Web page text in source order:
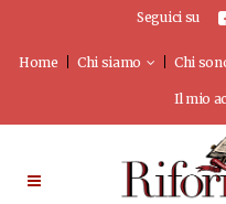
Seguici su
Home Chi siamo Chi
Il mio